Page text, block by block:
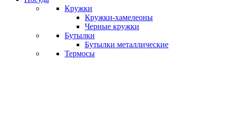
Кружки
Кружки-хамелеоны
Черные кружки
Бутылки
Бутылки металлические
Термосы